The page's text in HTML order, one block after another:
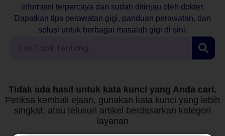
informasi terpercaya dan sudah ditinjau oleh dokter.
Dapatkan tips perawatan gigi, panduan perawatan, dan
solusi untuk berbagai masalah gigi di sini.
Tidak ada hasil untuk kata kunci yang Anda cari.
Periksa kembali ejaan, gunakan kata kunci yang lebih
singkat, atau telusuri artikel berdasarkan kategori
layanan